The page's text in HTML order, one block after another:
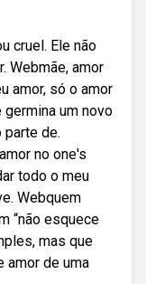
cruel. Ele não
Webmãe, amor
amor, só o amor
germina um novo
parte de.
no one's
todo o meu
Webquem
“não esquece
mas que
amor de uma